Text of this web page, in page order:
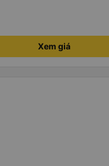
Xem giá